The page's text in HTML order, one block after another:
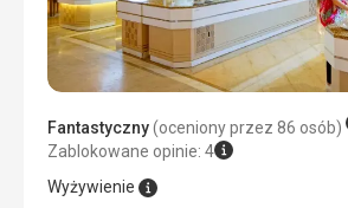
baraniny. Dużo owoców. Na śniadanie
prosto ze świeżych pomarańczy.
z naszym imieniem na stole, która tam
jasno do zrozumienia, że ​​to jest stolik
Hotel był piękny, pokój miał normalny
Wszystko idealne, wszędzie schludnie i
Fantastyczny(oceniony przez 86 osób)
Zablokowane opinie: 4
Wyżywienie